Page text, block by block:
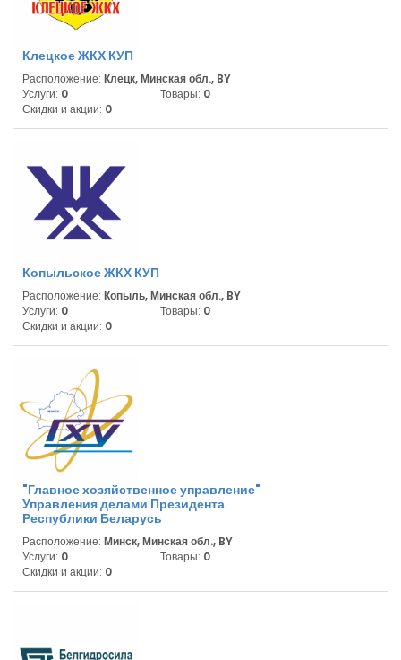
Клецкое ЖКХ КУП
Расположение: Клецк, Минская обл., BY
Услуги: 0 Товары: 0
Скидки и акции: 0
Копыльское ЖКХ КУП
Расположение: Копыль, Минская обл., BY
Услуги: 0 Товары: 0
Скидки и акции: 0
"Главное хозяйственное управление"
Управления делами Президента
Республики Беларусь
Расположение: Минск, Минская обл., BY
Услуги: 0 Товары: 0
Скидки и акции: 0